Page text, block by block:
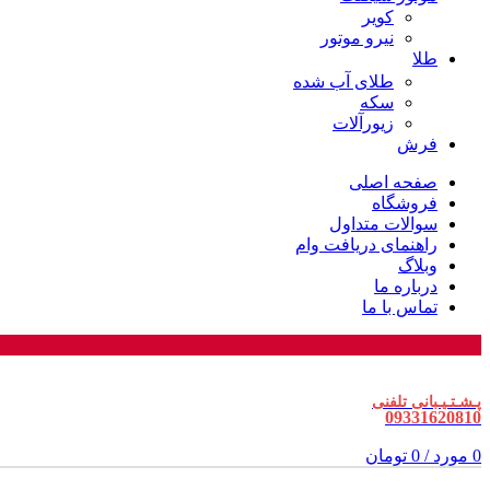
کویر
نیرو موتور
طلا
طلای آب شده
سکه
زیورآلات
فرش
صفحه اصلی
فروشگاه
سوالات متداول
راهنمای دریافت وام
وبلاگ
درباره ما
تماس با ما
پـشـتـیـبانی تلفنی
09331620810
0 مورد /
0 تومان